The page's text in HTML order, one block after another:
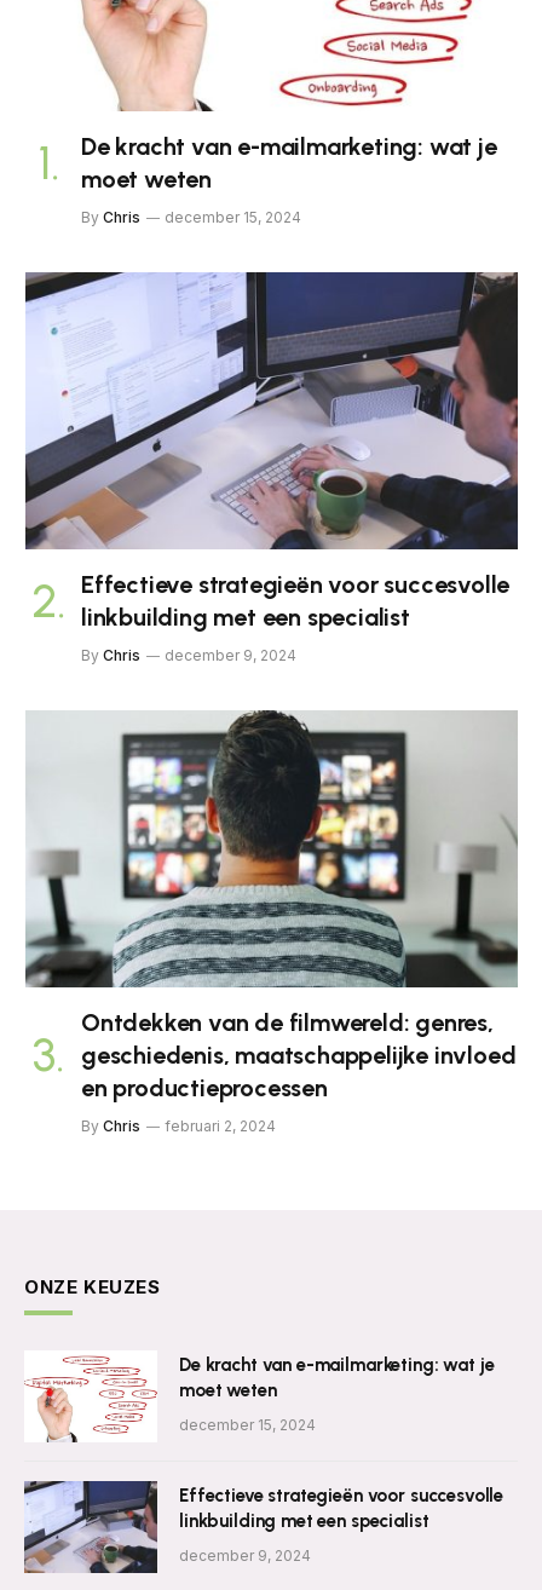
De kracht van e-mailmarketing: wat je
moet weten
By Chris december 15, 2024
Effectieve strategieën voor succesvolle
linkbuilding met een specialist
By Chris december 9, 2024
Ontdekken van de filmwereld: genres,
geschiedenis, maatschappelijke invloed
en productieprocessen
By Chris februari 2, 2024
ONZE KEUZES
De kracht van e-mailmarketing: wat je
moet weten
december 15, 2024
Effectieve strategieën voor succesvolle
linkbuilding met een specialist
december 9, 2024